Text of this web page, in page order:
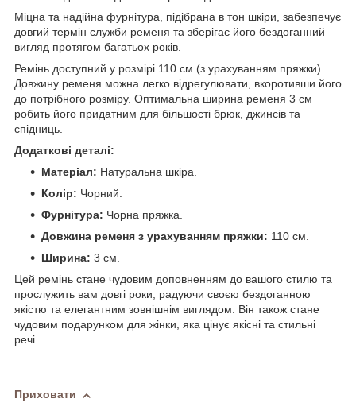
Міцна та надійна фурнітура, підібрана в тон шкіри, забезпечує
довгий термін служби ременя та зберігає його бездоганний
вигляд протягом багатьох років.
Ремінь доступний у розмірі 110 см (з урахуванням пряжки).
Довжину ременя можна легко відрегулювати, вкоротивши його
до потрібного розміру. Оптимальна ширина ременя 3 см
робить його придатним для більшості брюк, джинсів та
спідниць.
Додаткові деталі:
Матеріал: Натуральна шкіра.
Колір: Чорний.
Фурнітура: Чорна пряжка.
Довжина ременя з урахуванням пряжки: 110 см.
Ширина: 3 см.
Цей ремінь стане чудовим доповненням до вашого стилю та
прослужить вам довгі роки, радуючи своєю бездоганною
якістю та елегантним зовнішнім виглядом. Він також стане
чудовим подарунком для жінки, яка цінує якісні та стильні
речі.
Приховати